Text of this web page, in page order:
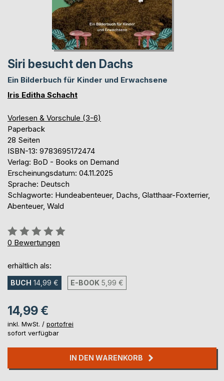
Siri besucht den Dachs
Ein Bilderbuch für Kinder und Erwachsene
Iris Editha Schacht
Vorlesen & Vorschule (3-6)
Paperback
28 Seiten
ISBN-13: 9783695172474
Verlag: BoD - Books on Demand
Erscheinungsdatum: 04.11.2025
Sprache: Deutsch
Schlagworte: Hundeabenteuer, Dachs, Glatthaar-Foxterrier,
Abenteuer, Wald
Bewertung::
0%
0 Bewertungen
erhältlich als:
BUCH 14,99 € E-BOOK 5,99 €
14,99 €
inkl. MwSt. / portofrei
sofort verfügbar
IN DEN WARENKORB